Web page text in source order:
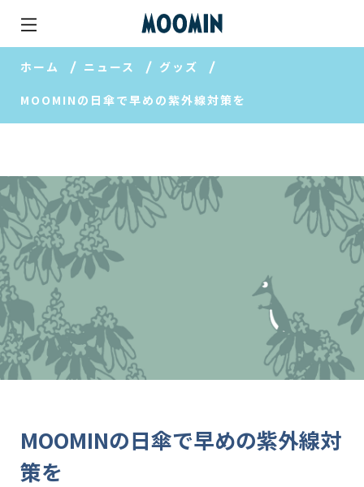
ホーム ニュース グッズ
MOOMINの日傘で早めの紫外線対策を
MOOMINの日傘で早めの紫外線対
策を